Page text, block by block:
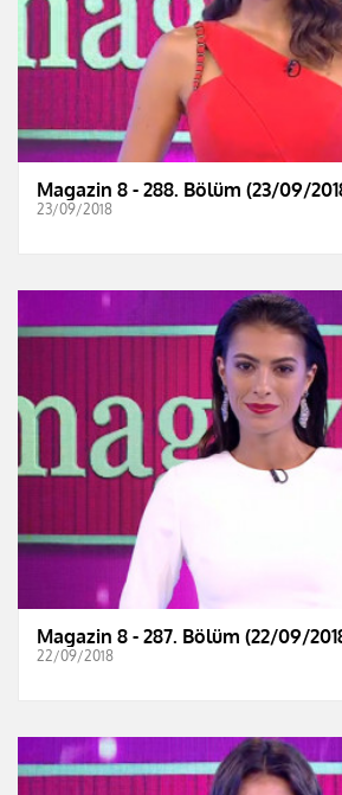
Magazin 8 - 288. Bölüm (23/09/
23/09/2018
Magazin 8 - 287. Bölüm (22/09/
22/09/2018